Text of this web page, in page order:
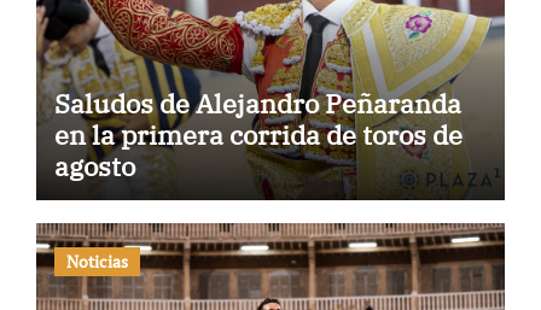
Saludos de Alejandro Peñaranda
en la primera corrida de toros de
agosto
Noticias